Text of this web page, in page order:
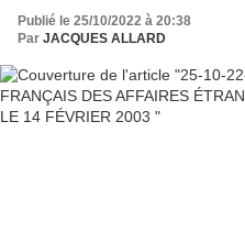
Publié le 25/10/2022 à 20:38
Par JACQUES ALLARD